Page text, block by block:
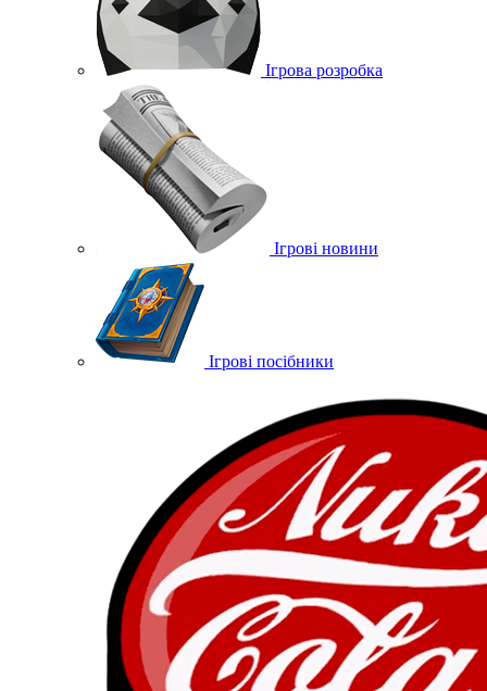
Ігрова розробка
Ігрові новини
Ігрові посібники